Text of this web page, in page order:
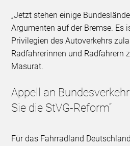
„Jetzt stehen einige
Argumenten auf der Bremse. Es
Privilegien des Autoverkehrs
Radfahrerinnen und Radfahrern
Masurat.
Appell an
Sie die StVG-Reform“
Für das Fahrradland